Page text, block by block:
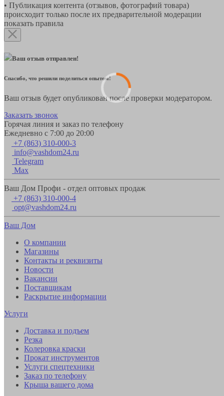
• Публикация контента (отзывов, фотографий товара)
происходит только после их предварительной модерации
показать правила
Ваш отзыв отправлен!
Спасибо, что решили поделиться опытом!
Ваш отзыв будет опубликован после проверки модератором.
Заказать звонок
Горячая линия и заказ по телефону
Ежедневно с 7:00 до 20:00
+7 (863) 310-000-3
info@vashdom24.ru
Telegram
Max
Ваш Дом Профи - отдел оптовых продаж
+7 (863) 310-000-4
opt@vashdom24.ru
Ваш Дом
О компании
Магазины
Контакты и реквизиты
Новости
Вакансии
Поставщикам
Раскрытие информации
Услуги
Доставка и подъем
Резка
Колеровка краски
Прокат инструментов
Услуги спецтехники
Заказ по телефону
Крыша вашего дома